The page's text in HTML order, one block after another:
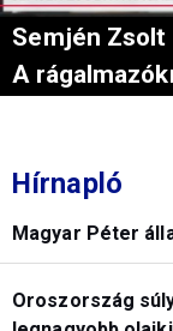
Semjén Zsolt
A
Hírnapló
Magyar Péter
Oroszország